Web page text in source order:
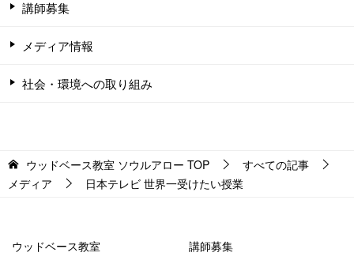
講師募集
メディア情報
社会・環境への取り組み
ウッドベース教室 ソウルアロー TOP
すべての記事
メディア
日本テレビ 世界一受けたい授業
ウッドベース教室 講師募集